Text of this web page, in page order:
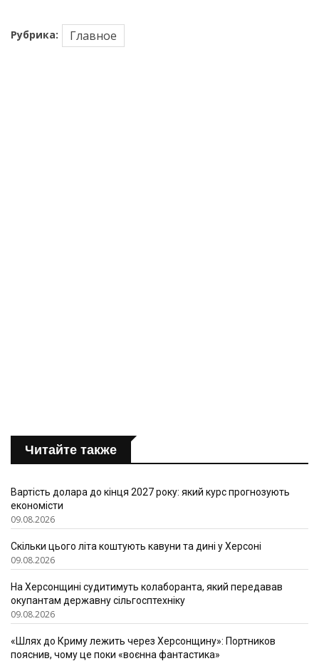
Рубрика: Главное
Читайте также
Вартість долара до кінця 2027 року: який курс прогнозують
економісти
09.08.2026
Скільки цього літа коштують кавуни та дині у Херсоні
09.08.2026
На Херсонщині судитимуть колаборанта, який передавав
окупантам державну сільгосптехніку
09.08.2026
«Шлях до Криму лежить через Херсонщину»: Портников
пояснив, чому це поки «воєнна фантастика»